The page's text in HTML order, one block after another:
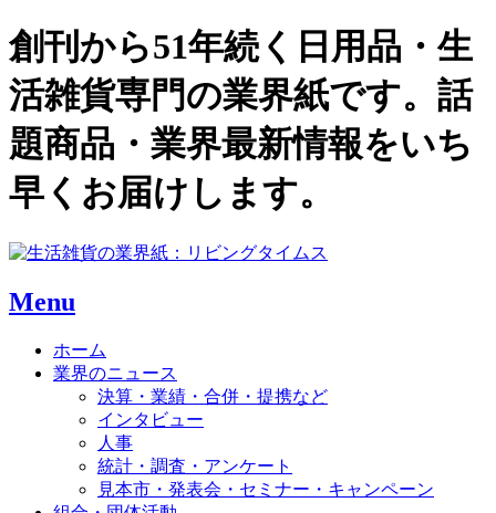
創刊から51年続く日用品・生
活雑貨専門の業界紙です。話
題商品・業界最新情報をいち
早くお届けします。
Menu
ホーム
業界のニュース
決算・業績・合併・提携など
インタビュー
人事
統計・調査・アンケート
見本市・発表会・セミナー・キャンペーン